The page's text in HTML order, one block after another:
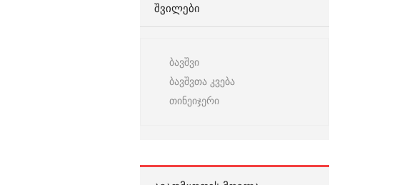
ᲨᲕᲘᲚᲔᲑᲘ
ბავშვი
ბავშვთა კვება
თინეიჯერი